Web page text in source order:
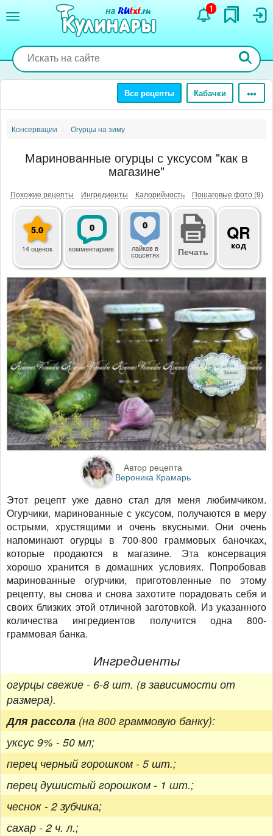
содержанию
1
Все рецепты Кабачки
Консервации Огурцы на зиму
Маринованные огурцы с уксусом "как в
магазине"
Похожие рецепты Ингредиенты Калорийность Пошаговые фото (9)
5.0
14 оценок
0
комментариев
0
лайковв
соцсетях Печать
QR
код
Автор рецепта
Вероника Крамарь
Этот рецепт уже давно стал для меня любимчиком.
Огурчики, маринованные с уксусом, получаются в меру
острыми, хрустящими и очень вкусными. Они очень
напоминают огурцы в 700-800 граммовых баночках,
которые продаются в магазине. Эта консервация
хорошо хранится в домашних условиях. Попробовав
маринованные огурчики, приготовленные по этому
рецепту, вы снова и снова захотите порадовать себя и
своих близких этой отличной заготовкой. Из указанного
количества ингредиентов получится одна 800-
граммовая банка.
Ингредиенты
огурцы свежие - 6-8 шт. (в зависимости от
размера).
Для рассола (на 800 граммовую банку):
уксус 9% - 50 мл;
перец черный горошком - 5 шт.;
перец душистый горошком - 1 шт.;
чеснок - 2 зубчика;
сахар - 2 ч. л.;